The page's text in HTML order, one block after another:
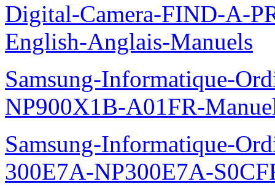
Digital-Camera-FIND-A-
English-Anglais-Manuels
Samsung-Informatique-
NP900X1B-A01FR-
Samsung-Informatique-
300E7A-NP300E7A-